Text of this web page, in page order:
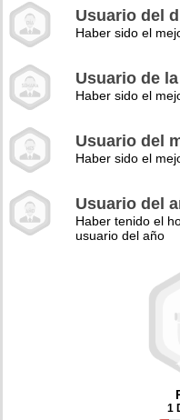
Usuario del
Haber sido el
Usuario de
Haber sido el
Usuario del
Haber sido el
Usuario del
Haber tenido el
usuario del año
1